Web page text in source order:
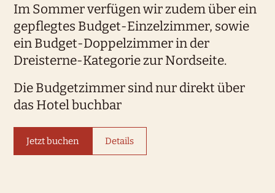
Im Sommer verfügen wir zudem über ein
gepflegtes Budget-Einzelzimmer, sowie
ein Budget-Doppelzimmer in der
Dreisterne-Kategorie zur Nordseite.
Die Budgetzimmer sind nur direkt über
das Hotel buchbar
Jetzt buchen Details